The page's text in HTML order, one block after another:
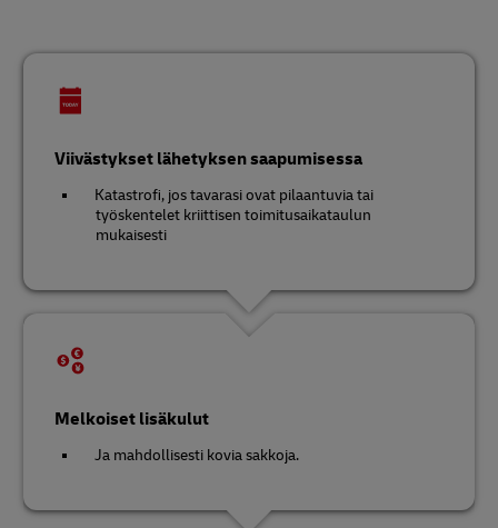
Viivästykset lähetyksen saapumisessa
Katastrofi, jos tavarasi ovat pilaantuvia tai
työskentelet kriittisen toimitusaikataulun
mukaisesti
Melkoiset lisäkulut
Ja mahdollisesti kovia sakkoja.